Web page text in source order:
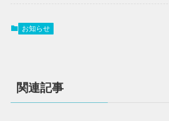
お知らせ
関連記事